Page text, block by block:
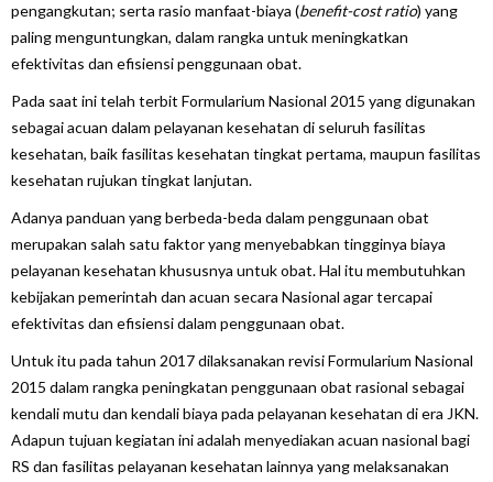
pengangkutan; serta rasio manfaat-biaya (benefit-cost ratio) yang
paling menguntungkan, dalam rangka untuk meningkatkan
efektivitas dan efisiensi penggunaan obat.
Pada saat ini telah terbit Formularium Nasional 2015 yang digunakan
sebagai acuan dalam pelayanan kesehatan di seluruh fasilitas
kesehatan, baik fasilitas kesehatan tingkat pertama, maupun fasilitas
kesehatan rujukan tingkat lanjutan.
Adanya panduan yang berbeda-beda dalam penggunaan obat
merupakan salah satu faktor yang menyebabkan tingginya biaya
pelayanan kesehatan khususnya untuk obat. Hal itu membutuhkan
kebijakan pemerintah dan acuan secara Nasional agar tercapai
efektivitas dan efisiensi dalam penggunaan obat.
Untuk itu pada tahun 2017 dilaksanakan revisi Formularium Nasional
2015 dalam rangka peningkatan penggunaan obat rasional sebagai
kendali mutu dan kendali biaya pada pelayanan kesehatan di era JKN.
Adapun tujuan kegiatan ini adalah menyediakan acuan nasional bagi
RS dan fasilitas pelayanan kesehatan lainnya yang melaksanakan